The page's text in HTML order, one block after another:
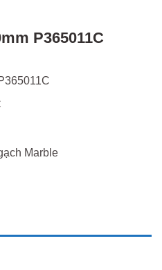
P365011C
Marble